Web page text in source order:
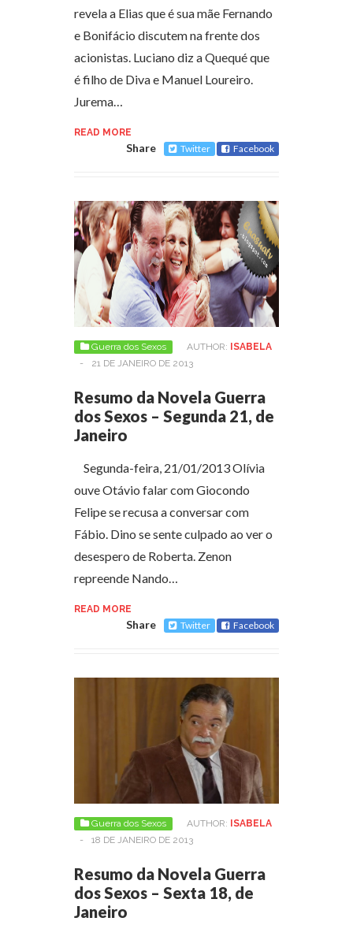
revela a Elias que é sua mãe Fernando
e Bonifácio discutem na frente dos
acionistas. Luciano diz a Quequé que
é filho de Diva e Manuel Loureiro.
Jurema…
READ MORE
Share Twitter Facebook
Guerra dos Sexos AUTHOR: ISABELA
-
21 DE JANEIRO DE 2013
Resumo da Novela Guerra
dos Sexos – Segunda 21, de
Janeiro
Segunda-feira, 21/01/2013 Olívia
ouve Otávio falar com Giocondo
Felipe se recusa a conversar com
Fábio. Dino se sente culpado ao ver o
desespero de Roberta. Zenon
repreende Nando…
READ MORE
Share Twitter Facebook
Guerra dos Sexos AUTHOR: ISABELA
-
18 DE JANEIRO DE 2013
Resumo da Novela Guerra
dos Sexos – Sexta 18, de
Janeiro